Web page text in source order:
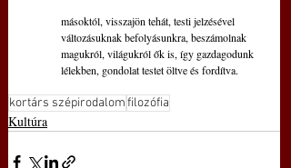
másoktól, visszajön tehát, testi jelzésével
változásuknak befolyásunkra, beszámolnak
magukról, világukról ők is, így gazdagodunk
lélekben, gondolat testet öltve és fordítva.
kortárs szépirodalomfilozófia
Kultúra